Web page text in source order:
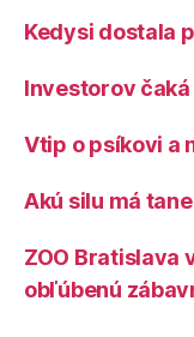
Kedysi dostala
Investorov
Vtip o psíkovi a
Akú silu má
ZOO Bratislava
obľúbenú